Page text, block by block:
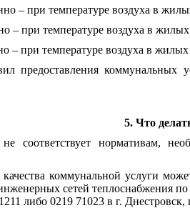
– при температуре воздуха в
– при температуре воздуха в
– при температуре воздуха в
предоставления коммунальных
5. Что
соответствует нормативам,
коммунальной услуги
сетей теплоснабжения по
либо 0219 71023 в г.